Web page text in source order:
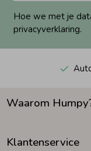
Hoe we met je
privacyverklaring.
Waarom
Klantenservice